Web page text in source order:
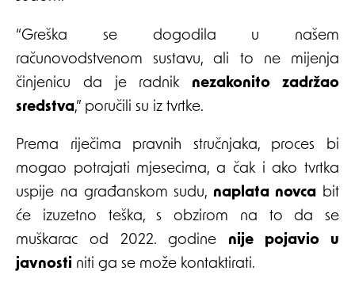
“Greška se dogodila u našem
računovodstvenom sustavu, ali to ne mijenja
činjenicu da je radnik nezakonito zadržao
sredstva,” poručili su iz tvrtke.
Prema riječima pravnih stručnjaka, proces bi
mogao potrajati mjesecima, a čak i ako tvrtka
uspije na građanskom sudu, naplata novca bit
će izuzetno teška, s obzirom na to da se
muškarac od 2022. godine nije pojavio u
javnosti niti ga se može kontaktirati.